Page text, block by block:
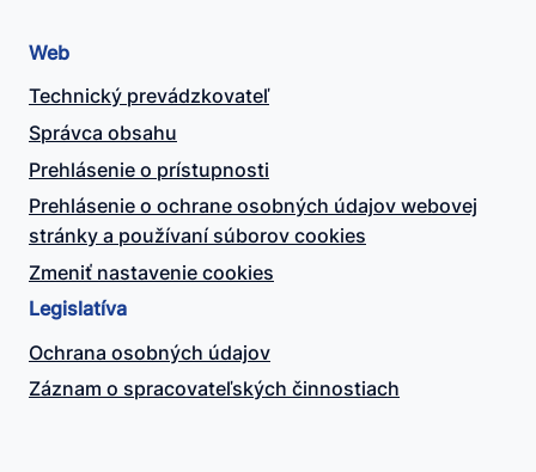
Web
Technický prevádzkovateľ
Správca obsahu
Prehlásenie o prístupnosti
Prehlásenie o ochrane osobných údajov webovej
stránky a používaní súborov cookies
Zmeniť nastavenie cookies
Legislatíva
Ochrana osobných údajov
Záznam o spracovateľských činnostiach